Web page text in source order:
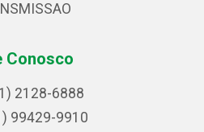
Conosco
2128-6888
99429-9910